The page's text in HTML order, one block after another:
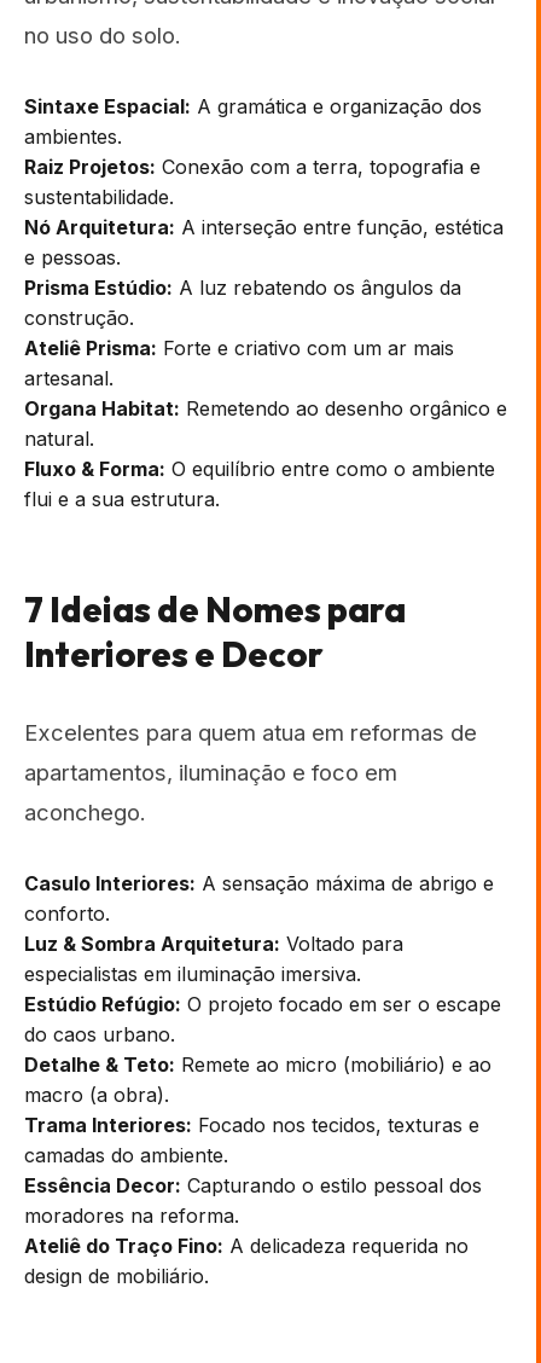
no uso do solo.
Sintaxe Espacial: A gramática e organização dos
ambientes.
Raiz Projetos: Conexão com a terra, topografia e
sustentabilidade.
Nó Arquitetura: A interseção entre função, estética
e pessoas.
Prisma Estúdio: A luz rebatendo os ângulos da
construção.
Ateliê Prisma: Forte e criativo com um ar mais
artesanal.
Organa Habitat: Remetendo ao desenho orgânico e
natural.
Fluxo & Forma: O equilíbrio entre como o ambiente
flui e a sua estrutura.
7 Ideias de Nomes para
Interiores e Decor
Excelentes para quem atua em reformas de
apartamentos, iluminação e foco em
aconchego.
Casulo Interiores: A sensação máxima de abrigo e
conforto.
Luz & Sombra Arquitetura: Voltado para
especialistas em iluminação imersiva.
Estúdio Refúgio: O projeto focado em ser o escape
do caos urbano.
Detalhe & Teto: Remete ao micro (mobiliário) e ao
macro (a obra).
Trama Interiores: Focado nos tecidos, texturas e
camadas do ambiente.
Essência Decor: Capturando o estilo pessoal dos
moradores na reforma.
Ateliê do Traço Fino: A delicadeza requerida no
design de mobiliário.